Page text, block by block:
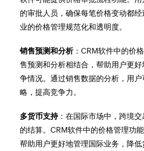
的审批人员，确保每笔价格变动都
业的价格管理规范化和透明度。
销售预测和分析：CRM软件中的价
售预测和分析相结合，帮助用户更
争情况。通过销售数据的分析，用
略，提高竞争力。
多货币支持：在国际市场中，跨境
的结算。CRM软件中的价格管理功
帮助用户更好地管理国际业务，降低